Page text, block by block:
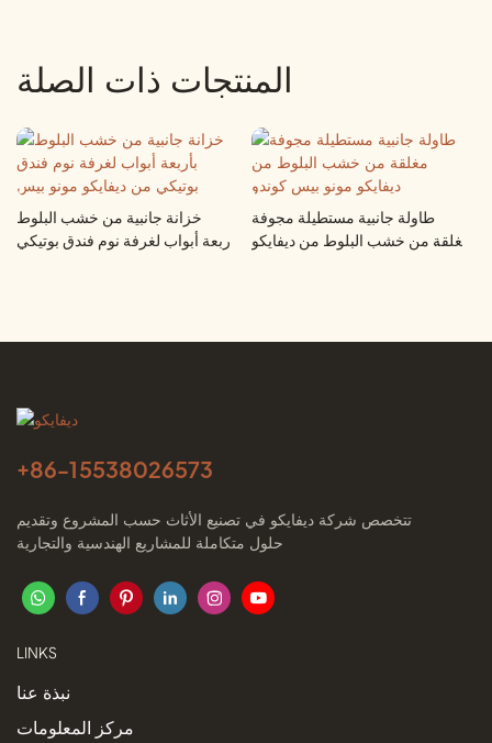
المنتجات ذات الصلة
خزانة جانبية من خشب البلوط
بأربعة أبواب لغرفة نوم فندق بوتيكي
طاولة جانبية مستطيلة مجوفة
مغلقة من خشب البلوط من ديفايكو
+86-15538026573
تتخصص شركة ديفايكو في تصنيع الأثاث حسب المشروع وتقديم
حلول متكاملة للمشاريع الهندسية والتجارية
LINKS
نبذة عنا
مركز المعلومات